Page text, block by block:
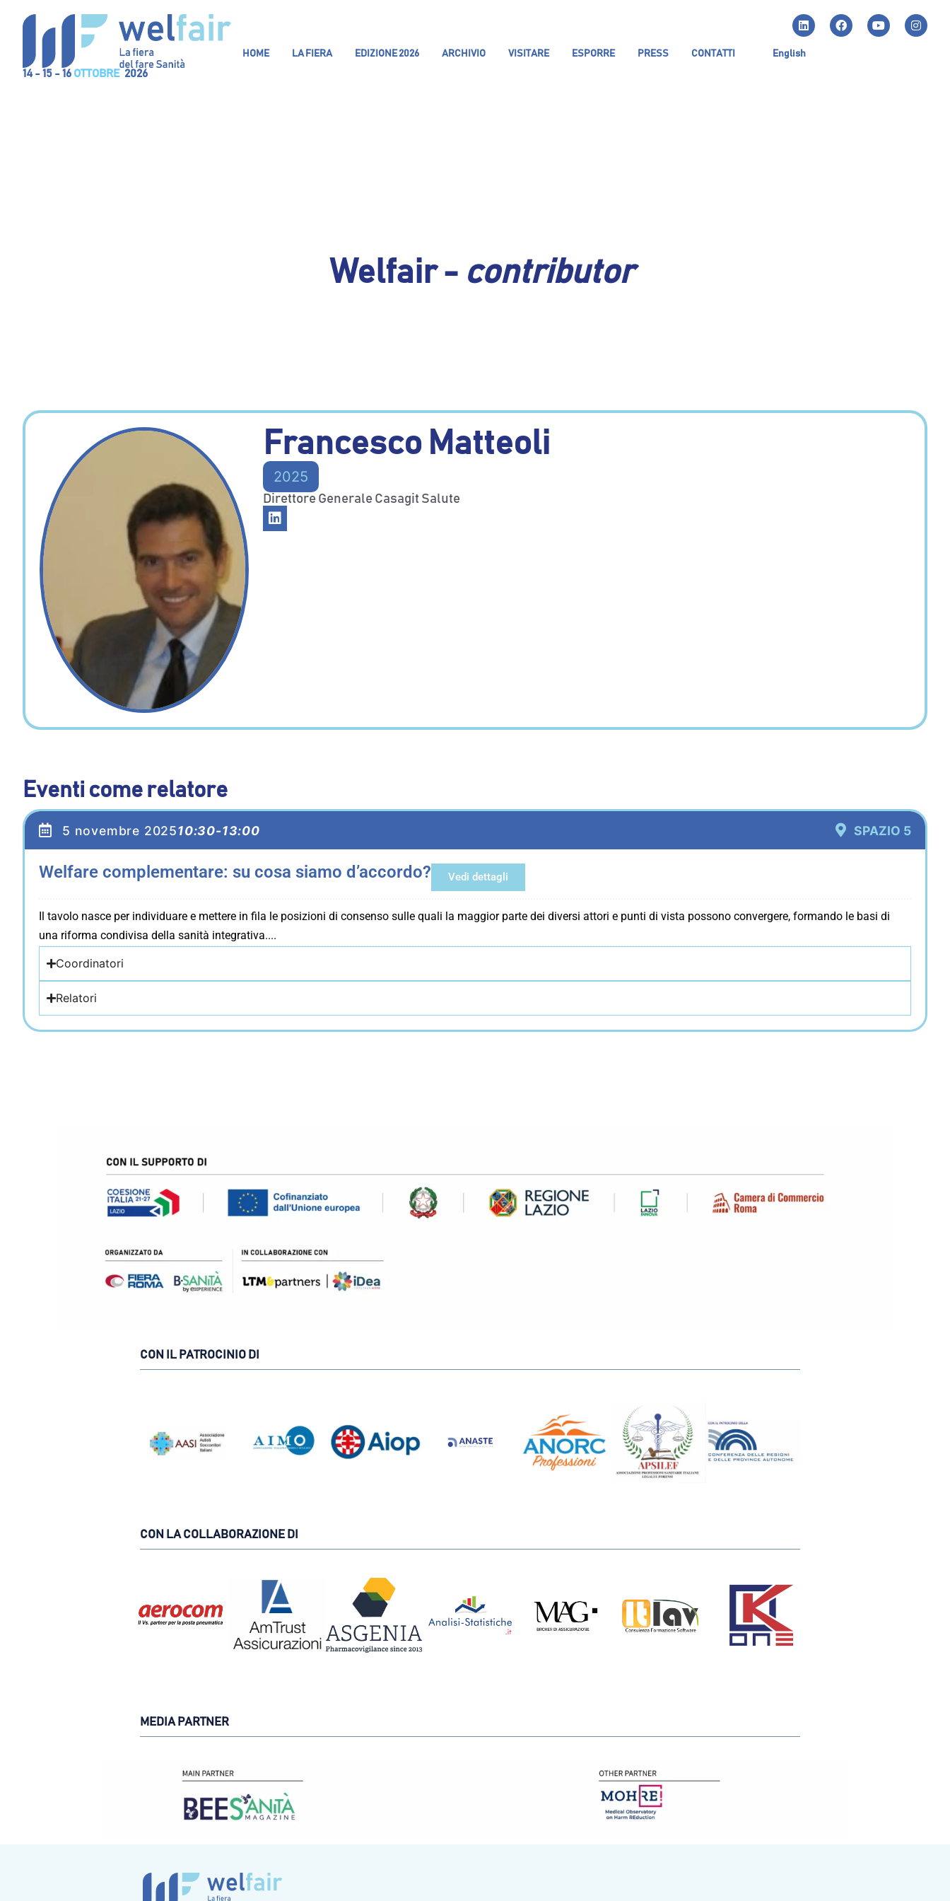
14 - 15 - 16 OTTOBRE 2026
HOME LA FIERA EDIZIONE 2026 ARCHIVIO VISITARE ESPORRE PRESS CONTATTI English
Welfair - contributor
Francesco Matteoli
2025
Direttore Generale Casagit Salute
Eventi come relatore
5 novembre 202510:30-13:00 SPAZIO 5
Welfare complementare: su cosa siamo d’accordo? Vedi dettagli
Il tavolo nasce per individuare e mettere in fila le posizioni di consenso sulle quali la maggior parte dei diversi attori e punti di vista possono convergere, formando le basi di
una riforma condivisa della sanità integrativa.
Coordinatori
Relatori
CON IL PATROCINIO DI
CON LA COLLABORAZIONE DI
MEDIA PARTNER